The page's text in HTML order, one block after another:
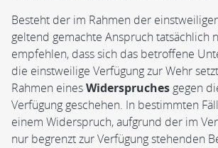
Besteht der im Rahmen der
geltend gemachte Anspruch tatsächlich
empfehlen, dass sich das betroffene
die einstweilige Verfügung zur Wehr
Rahmen einesWiderspruches gegen
Verfügung geschehen. In bestimmten
einem Widerspruch, aufgrund der im
nur begrenzt zur Verfügung stehenden